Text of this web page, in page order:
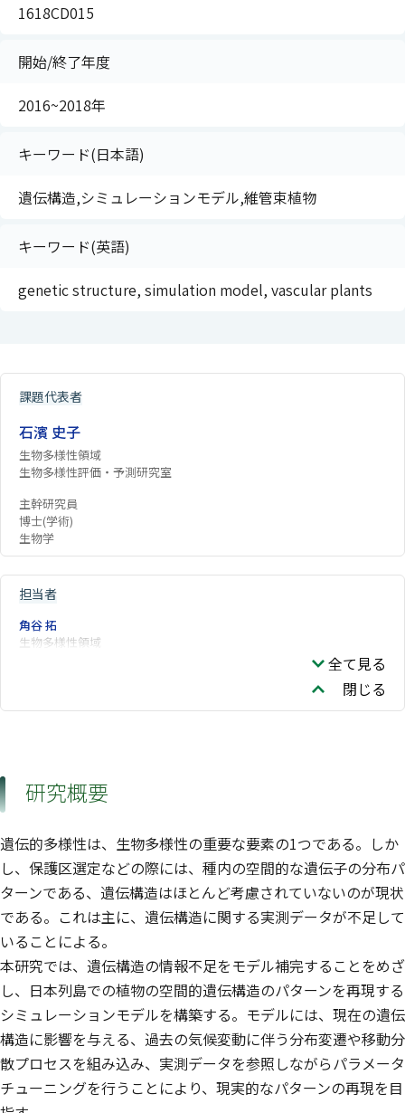
1618CD015
開始/終了年度
2016~2018年
キーワード(日本語)
遺伝構造,シミュレーションモデル,維管束植物
キーワード(英語)
genetic structure, simulation model, vascular plants
課題代表者
石濱 史子
生物多様性領域
生物多様性評価・予測研究室
主幹研究員
博士(学術)
生物学
担当者
角谷 拓
生物多様性領域
全て見る
閉じる
研究概要
遺伝的多様性は、生物多様性の重要な要素の1つである。しか
し、保護区選定などの際には、種内の空間的な遺伝子の分布パ
ターンである、遺伝構造はほとんど考慮されていないのが現状
である。これは主に、遺伝構造に関する実測データが不足して
いることによる。
本研究では、遺伝構造の情報不足をモデル補完することをめざ
し、日本列島での植物の空間的遺伝構造のパターンを再現する
シミュレーションモデルを構築する。モデルには、現在の遺伝
構造に影響を与える、過去の気候変動に伴う分布変遷や移動分
散プロセスを組み込み、実測データを参照しながらパラメータ
チューニングを行うことにより、現実的なパターンの再現を目